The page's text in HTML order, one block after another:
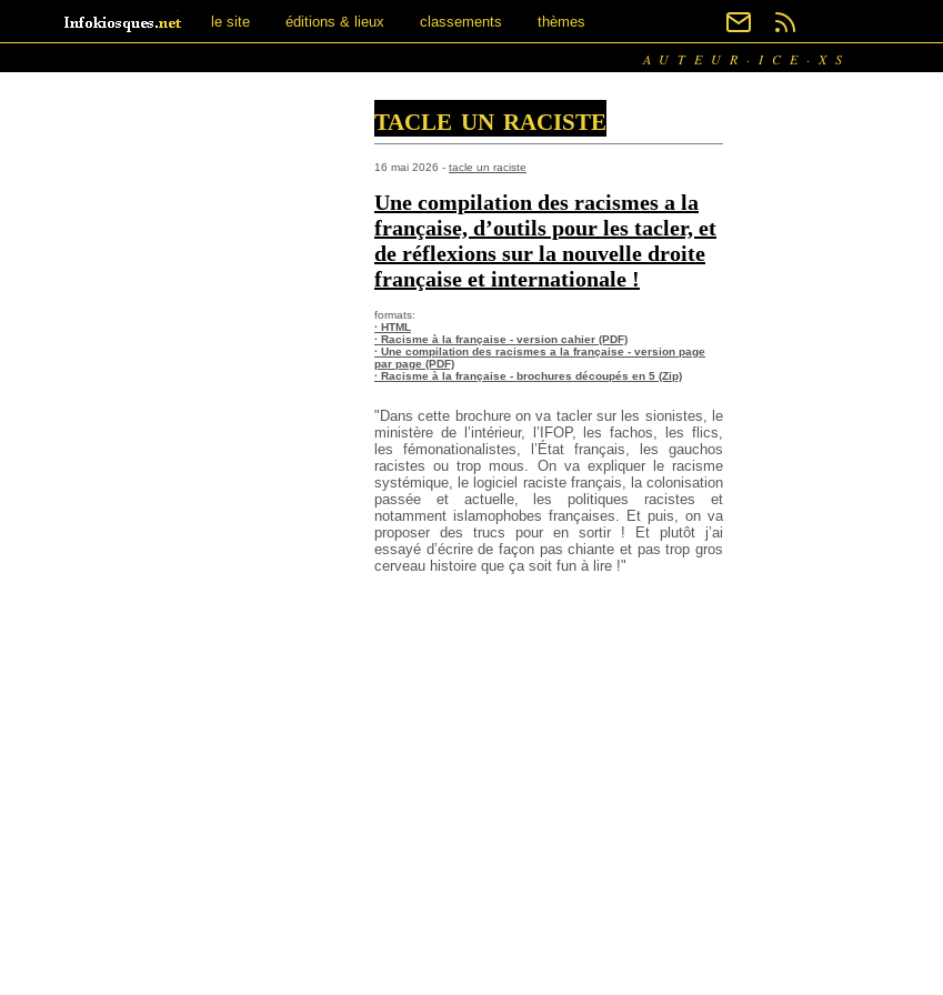
le site éditions & lieux classements thèmes
AUTEUR·ICE·XS
tacle un raciste
16 mai 2026 - tacle un raciste
Une compilation des racismes a la
française, d’outils pour les tacler, et
de réflexions sur la nouvelle droite
française et internationale !
formats:
· HTML
· Racisme à la française - version cahier (PDF)
· Une compilation des racismes a la française - version page
par page (PDF)
· Racisme à la française - brochures découpés en 5 (Zip)
"Dans cette brochure on va tacler sur les sionistes, le
ministère de l’intérieur, l’IFOP, les fachos, les flics,
les fémonationalistes, l’État français, les gauchos
racistes ou trop mous. On va expliquer le racisme
systémique, le logiciel raciste français, la colonisation
passée et actuelle, les politiques racistes et
notamment islamophobes françaises. Et puis, on va
proposer des trucs pour en sortir ! Et plutôt j’ai
essayé d’écrire de façon pas chiante et pas trop gros
cerveau histoire que ça soit fun à lire !"